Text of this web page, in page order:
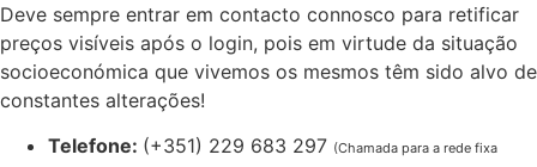
Pular
para
o
conteúdo
Deve sempre entrar em contacto connosco para retificar
preços visíveis após o login, pois em virtude da situação
socioeconómica que vivemos os mesmos têm sido alvo de
constantes alterações!
Telefone: (+351) 229 683 297 (Chamada para a rede fixa